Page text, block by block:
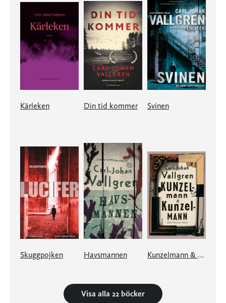
Kärleken Din tid kommer Svinen
Skuggpojken Havsmannen Kunzelmann & Kunzelmann
Visa alla 22 böcker